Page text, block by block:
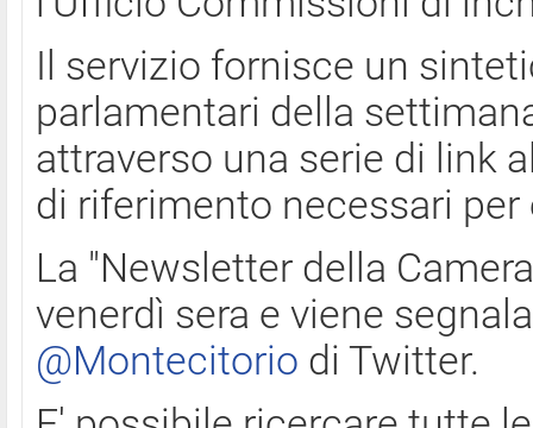
Il servizio fornisce un
parlamentari della
attraverso una serie di link
di riferimento necessari
La "Newsletter della
venerdì sera e viene
@Montecitorio di Twitter.